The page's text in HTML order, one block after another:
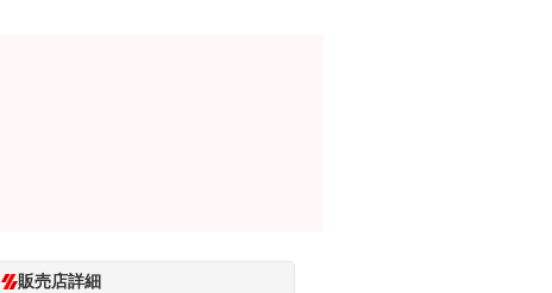
販売店詳細